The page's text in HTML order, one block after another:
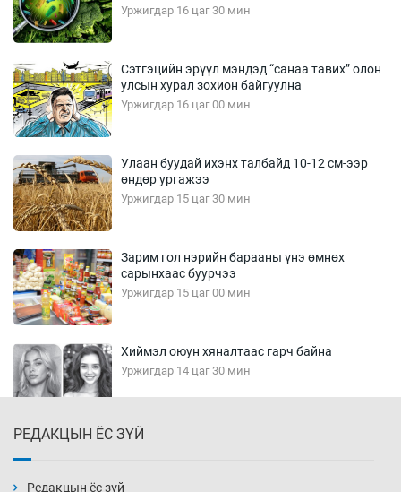
Уржигдар 16 цаг 30 мин
Сэтгэцийн эрүүл мэндэд “санаа тавих” олон
улсын хурал зохион байгуулна
Уржигдар 16 цаг 00 мин
Улаан буудай ихэнх талбайд 10-12 см-ээр
өндөр ургажээ
Уржигдар 15 цаг 30 мин
Зарим гол нэрийн барааны үнэ өмнөх
сарынхаас буурчээ
Уржигдар 15 цаг 00 мин
Хиймэл оюун хяналтаас гарч байна
Уржигдар 14 цаг 30 мин
Уржигдар 14 цаг 00 мин
РЕДАКЦЫН ЁС ЗҮЙ
Редакцын ёс зүй